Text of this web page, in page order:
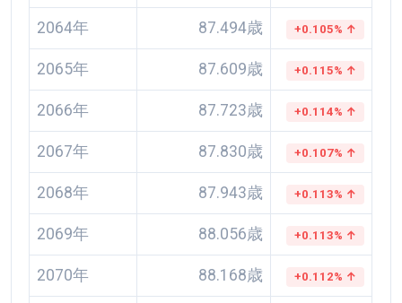
2064年 87.494歳 +0.105% ↑
2065年 87.609歳 +0.115% ↑
2066年 87.723歳 +0.114% ↑
2067年 87.830歳 +0.107% ↑
2068年 87.943歳 +0.113% ↑
2069年 88.056歳 +0.113% ↑
2070年 88.168歳 +0.112% ↑